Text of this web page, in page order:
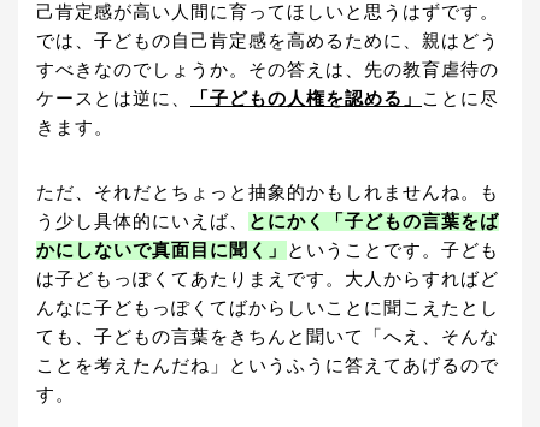
己肯定感が高い人間に育ってほしいと思うはずです。
では、子どもの自己肯定感を高めるために、親はどう
すべきなのでしょうか。その答えは、先の教育虐待の
ケースとは逆に、
「子どもの人権を認める」
ことに尽
きます。
ただ、それだとちょっと抽象的かもしれませんね。も
う少し具体的にいえば、
とにかく「子どもの言葉をば
かにしないで真面目に聞く」
ということです。子ども
は子どもっぽくてあたりまえです。大人からすればど
んなに子どもっぽくてばからしいことに聞こえたとし
ても、子どもの言葉をきちんと聞いて「へえ、そんな
ことを考えたんだね」というふうに答えてあげるので
す。